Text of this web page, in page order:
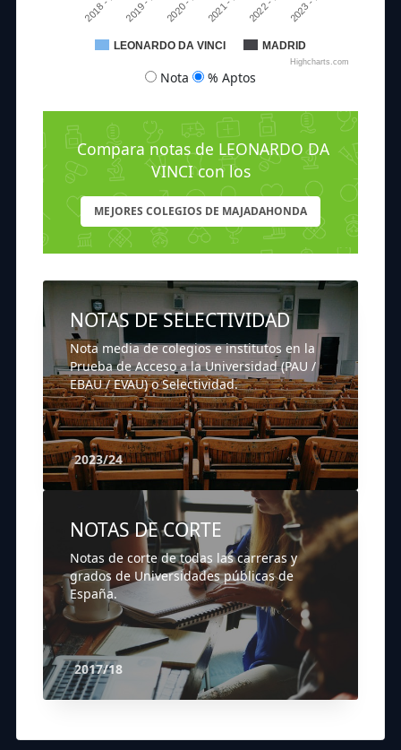
LEONARDO DA VINCI MADRID
Highcharts.com
Nota % Aptos
Compara notas de LEONARDO DA
VINCI con los
MEJORES COLEGIOS DE MAJADAHONDA
NOTAS DE SELECTIVIDAD
Nota media de colegios e institutos en la
Prueba de Acceso a la Universidad (PAU /
EBAU / EVAU) o Selectividad.
2023/24
NOTAS DE CORTE
Notas de corte de todas las carreras y
grados de Universidades públicas de
España.
2017/18